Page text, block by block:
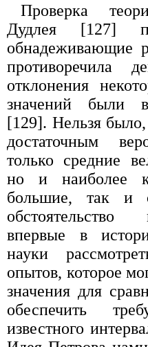
Проверка
Дудлея [127]
обнадеживающие
противоречила
отклонения
значений были
[129]. Нельзя
достаточным
только средние
но и наиболее
большие, так и
впервые в
науки
опытов, которое
значения для
обеспечить
известного